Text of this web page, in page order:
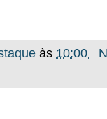
às 10:00